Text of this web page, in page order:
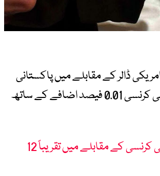
ڈالر کے مقابلے میں پاکستانی
روپے کی قدر میں معمولی استحکام دیکھا گیا ہے اور مقامی کرنسی 0.01 فیصد اضافے کے ساتھ
آپریشن سندور کے بعد بھارتی روپیہ پاکستانی کرنسی کے مقابلے میں تقریباً 12